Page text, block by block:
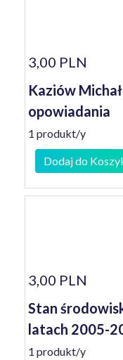
3,00 PLN
Kaziów
opowiadania
1 produkt/y
Dodaj do
3,00 PLN
Stan
latach 2005-
1 produkt/y